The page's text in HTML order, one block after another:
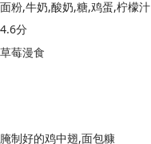
面粉,牛奶,酸奶,糖,鸡蛋,柠檬汁
4.6分
草莓漫食
腌制好的鸡中翅,面包糠